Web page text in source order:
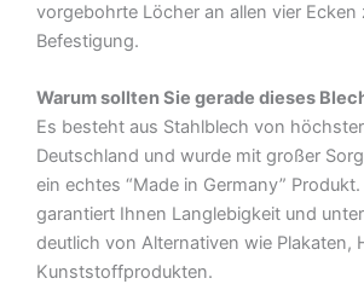
vorgebohrte Löcher an allen vier Ecken
Befestigung.
Warum sollten Sie gerade dieses
Es besteht aus Stahlblech von
Deutschland und wurde mit großer
ein echtes “Made in Germany”
garantiert Ihnen Langlebigkeit und
deutlich von Alternativen wie Plakaten,
Kunststoffprodukten.